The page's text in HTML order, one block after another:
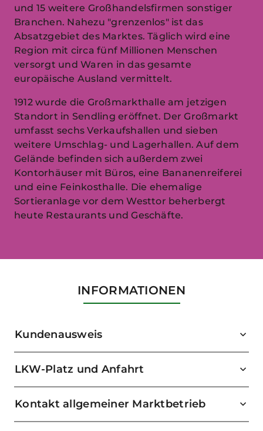
und 15 weitere Großhandelsfirmen sonstiger
Branchen. Nahezu "grenzenlos" ist das
Absatzgebiet des Marktes. Täglich wird eine
Region mit circa fünf Millionen Menschen
versorgt und Waren in das gesamte
europäische Ausland vermittelt.
1912 wurde die Großmarkthalle am jetzigen
Standort in Sendling eröffnet. Der Großmarkt
umfasst sechs Verkaufshallen und sieben
weitere Umschlag- und Lagerhallen. Auf dem
Gelände befinden sich außerdem zwei
Kontorhäuser mit Büros, eine Bananenreiferei
und eine Feinkosthalle. Die ehemalige
Sortieranlage vor dem Westtor beherbergt
heute Restaurants und Geschäfte.
INFORMATIONEN
Kundenausweis
LKW-Platz und Anfahrt
Kontakt allgemeiner Marktbetrieb